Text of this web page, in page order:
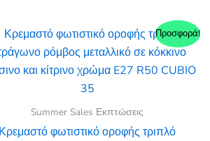
Προσφορά!
Summer Sales Εκπτώσεις
Κρεμαστό φωτιστικό οροφής τριπλό